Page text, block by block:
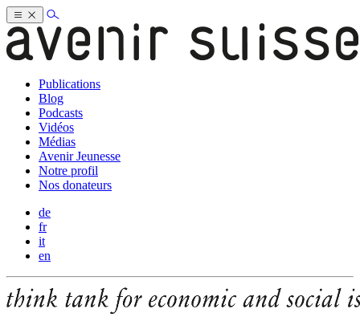
Publications
Blog
Podcasts
Vidéos
Médias
Avenir Jeunesse
Notre profil
Nos donateurs
de
fr
it
en